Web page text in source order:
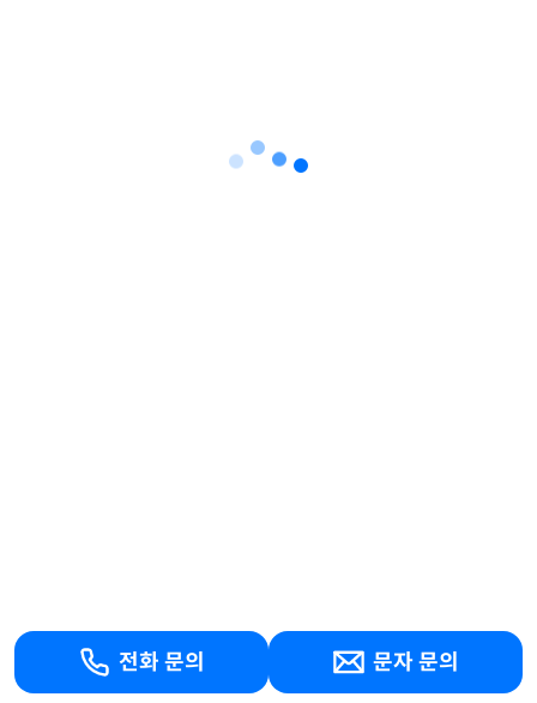
전화 문의 문자 문의